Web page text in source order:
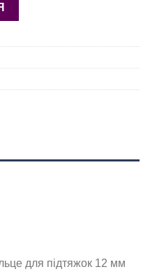
для підтяжок 12 мм